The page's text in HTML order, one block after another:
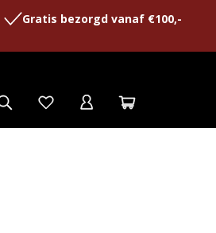
Gratis bezorgd vanaf €100,-